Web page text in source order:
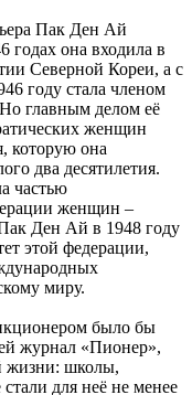
Пак Ден Ай
годах она входила в
Северной Кореи, а с
году стала членом
главным делом её
женщин
которую она
два десятилетия.
частью
женщин –
Пак Ден Ай в 1948 году
этой федерации,
миру.
было бы
журнал «Пионер»,
жизни: школы,
для неё не менее